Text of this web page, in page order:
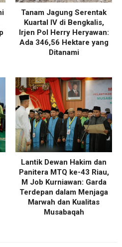
Tanam Jagung Serentak
Kuartal IV di Bengkalis,
Irjen Pol Herry Heryawan:
Ada 346,56 Hektare yang
Ditanami
Lantik Dewan Hakim dan
Panitera MTQ ke-43 Riau,
M Job Kurniawan: Garda
Terdepan dalam Menjaga
Marwah dan Kualitas
Musabaqah